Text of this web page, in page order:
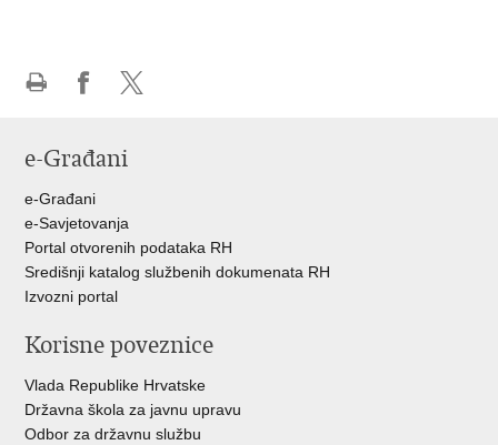
FacebookuTwitteru
e-Građani
e-Građani
e-Savjetovanja
Portal otvorenih podataka RH
Središnji katalog službenih dokumenata RH
Izvozni portal
Korisne poveznice
Vlada Republike Hrvatske
Državna škola za javnu upravu
Odbor za državnu službu